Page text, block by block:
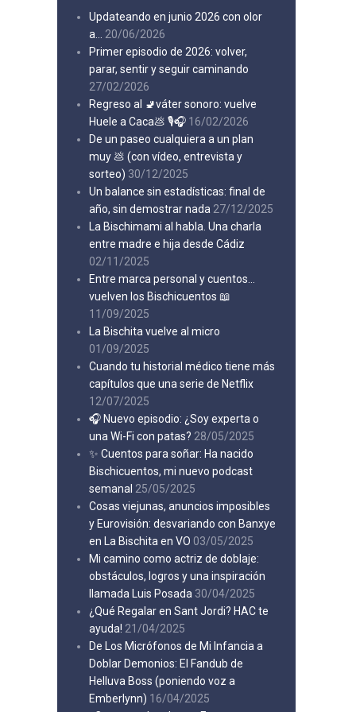
Updateando en junio 2026 con olor
a…
20/06/2026
Primer episodio de 2026: volver,
parar, sentir y seguir caminando
27/02/2026
Regreso al 🚽váter sonoro: vuelve
Huele a Caca💩 🎙️🎧 16/02/2026
De un paseo cualquiera a un plan
muy 💩 (con vídeo, entrevista y
sorteo) 30/12/2025
Un balance sin estadísticas: final de
año, sin demostrar nada 27/12/2025
La Bischimami al habla. Una charla
entre madre e hija desde Cádiz
02/11/2025
Entre marca personal y cuentos…
vuelven los Bischicuentos 📖
11/09/2025
La Bischita vuelve al micro
01/09/2025
Cuando tu historial médico tiene más
capítulos que una serie de Netflix
12/07/2025
🎧 Nuevo episodio: ¿Soy experta o
una Wi-Fi con patas? 28/05/2025
✨ Cuentos para soñar: Ha nacido
Bischicuentos, mi nuevo podcast
semanal 25/05/2025
Cosas viejunas, anuncios imposibles
y Eurovisión: desvariando con Banxye
en La Bischita en VO 03/05/2025
Mi camino como actriz de doblaje:
obstáculos, logros y una inspiración
llamada Luis Posada 30/04/2025
¿Qué Regalar en Sant Jordi? HAC te
ayuda! 21/04/2025
De Los Micrófonos de Mi Infancia a
Doblar Demonios: El Fandub de
Helluva Boss (poniendo voz a
Emberlynn) 16/04/2025